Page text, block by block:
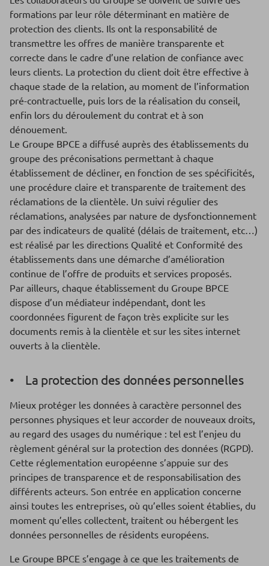
formations par leur rôle déterminant en matière de
protection des clients. Ils ont la responsabilité de
transmettre les offres de manière transparente et
correcte dans le cadre d’une relation de confiance avec
leurs clients. La protection du client doit être effective à
chaque stade de la relation, au moment de l’information
pré-contractuelle, puis lors de la réalisation du conseil,
enfin lors du déroulement du contrat et à son
dénouement.
Le Groupe BPCE a diffusé auprès des établissements du
groupe des préconisations permettant à chaque
établissement de décliner, en fonction de ses spécificités,
une procédure claire et transparente de traitement des
réclamations de la clientèle. Un suivi régulier des
réclamations, analysées par nature de dysfonctionnement
par des indicateurs de qualité (délais de traitement, etc…)
est réalisé par les directions Qualité et Conformité des
établissements dans une démarche d’amélioration
continue de l’offre de produits et services proposés.
Par ailleurs, chaque établissement du Groupe BPCE
dispose d’un médiateur indépendant, dont les
coordonnées figurent de façon très explicite sur les
documents remis à la clientèle et sur les sites internet
ouverts à la clientèle.
• La protection des données personnelles
Mieux protéger les données à caractère personnel des
personnes physiques et leur accorder de nouveaux droits,
au regard des usages du numérique : tel est l’enjeu du
règlement général sur la protection des données (RGPD).
Cette réglementation européenne s’appuie sur des
principes de transparence et de responsabilisation des
différents acteurs. Son entrée en application concerne
ainsi toutes les entreprises, où qu’elles soient établies, du
moment qu’elles collectent, traitent ou hébergent les
données personnelles de résidents européens.
Le Groupe BPCE s’engage à ce que les traitements de